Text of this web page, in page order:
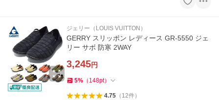
ジェリー（LOUIS VUITTON）
GERRY スリッポン レディース GR-5550 ジェ
リー サボ 防寒 2WAY
3,245円
5% （ 148pt）
4.75（ 12件）